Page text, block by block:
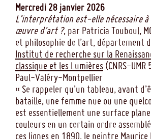
Mercredi 28 janvier 2026
L’interprétation est-elle nécessaire à
œuvre d’art ?, par Patricia Touboul,
et philosophie de l’art, département
Institut de recherche sur la
classique et les Lumières (CNRS-
Paul-Valéry-Montpellier
« Se rappeler qu’un tableau, avant
bataille, une femme nue ou une
est essentiellement une surface
couleurs en un certain ordre
ces lignes en 1890, le peintre Maurice